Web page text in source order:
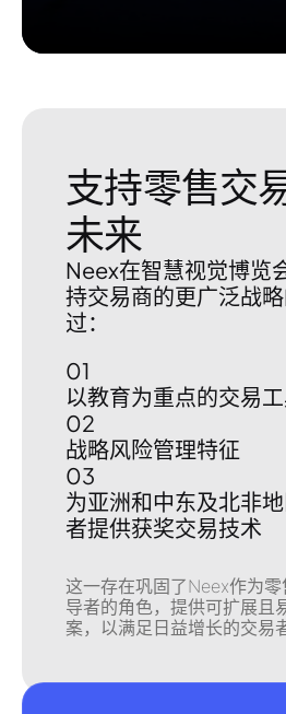
支持零售交
未来
Neex在智慧视觉博览
持交易商的更广泛战
过：
01
以教育为重点的交易
02
战略风险管理特征
03
为亚洲和中东及北非
者提供获奖交易技术
这一存在巩固了Neex作为
导者的角色，提供可扩展且
案，以满足日益增长的交易